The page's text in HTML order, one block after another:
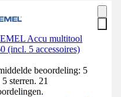
Accu multitool
(incl. 5 accessoires)
beoordeling: 5
sterren. 21